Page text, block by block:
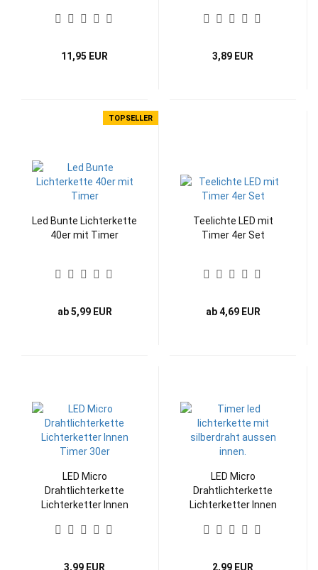
11,95 EUR
für Hochzeit, Deko,
Adventskranz
3,89 EUR
TOPSELLER
Led Bunte Lichterkette
40er mit Timer
ab 5,99 EUR
Teelichte LED mit
Timer 4er Set
ab 4,69 EUR
LED Micro
Drahtlichterkette
Lichterketter Innen
3,99 EUR
LED Micro
Drahtlichterkette
Lichterketter Innen
2,99 EUR